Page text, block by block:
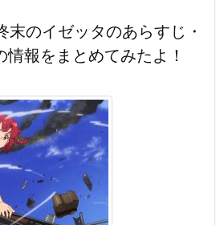
末のイゼッタのあらすじ・
報をまとめてみたよ！